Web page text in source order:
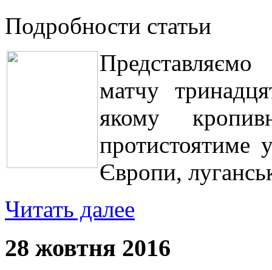
Подробности статьи
матчу
якому
протистоятиме
Європи,
Читать далее
28 жовтня 2016